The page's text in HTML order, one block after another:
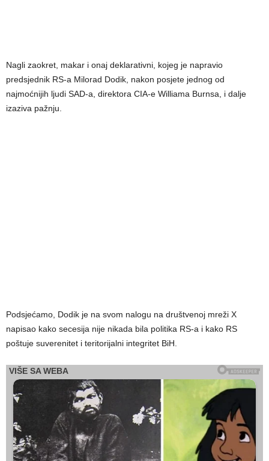
Nagli zaokret, makar i onaj deklarativni, kojeg je napravio
predsjednik RS-a Milorad Dodik, nakon posjete jednog od
najmoćnijih ljudi SAD-a, direktora CIA-e Williama Burnsa, i dalje
izaziva pažnju.
Podsjećamo, Dodik je na svom nalogu na društvenoj mreži X
napisao kako secesija nije nikada bila politika RS-a i kako RS
poštuje suverenitet i teritorijalni integritet BiH.